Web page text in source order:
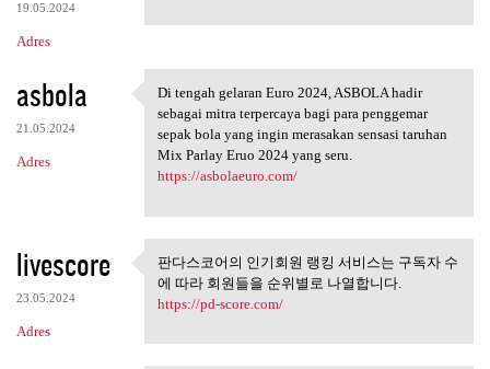
19.05.2024
Adres
asbola
21.05.2024
Adres
Di tengah gelaran Euro 2024,
Di tengah gelaran Euro 2024, ASBOLA hadir
sebagai mitra terpercaya bagi para penggemar
sepak bola yang ingin merasakan sensasi taruhan
Mix Parlay Eruo 2024 yang seru.
https://asbolaeuro.com/
livescore
23.05.2024
Adres
판다스코어의 인기회원 랭킹 서
비스는 구독자 수에 따라
판다스코어의 인기회원 랭킹 서비스는 구독자 수
에 따라 회원들을 순위별로 나열합니다.
https://pd-score.com/